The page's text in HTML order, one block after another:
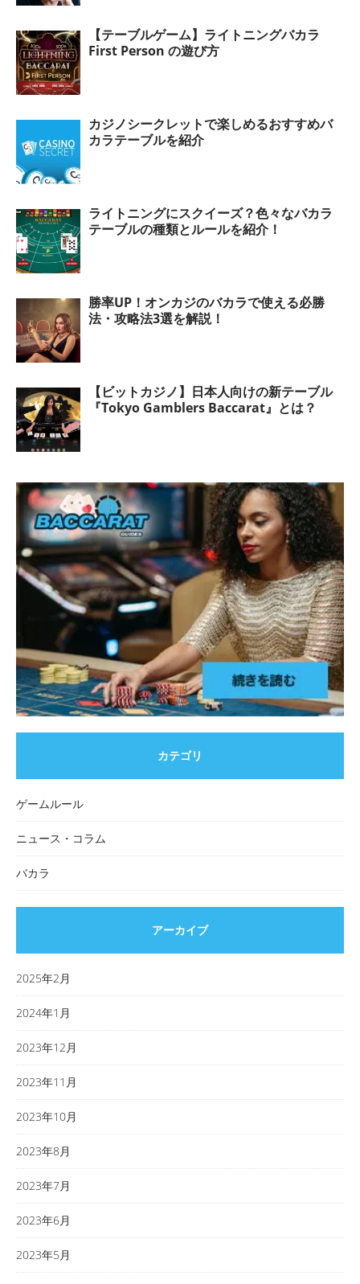
【テーブルゲーム】ライトニングバカラ
First Person の遊び方
カジノシークレットで楽しめるおすすめバ
カラテーブルを紹介
ライトニングにスクイーズ？色々なバカラ
テーブルの種類とルールを紹介！
勝率UP！オンカジのバカラで使える必勝
法・攻略法3選を解説！
【ビットカジノ】日本人向けの新テーブル
『Tokyo Gamblers Baccarat』とは？
カテゴリ
ゲームルール
ニュース・コラム
バカラ
アーカイブ
2025年2月
2024年1月
2023年12月
2023年11月
2023年10月
2023年8月
2023年7月
2023年6月
2023年5月